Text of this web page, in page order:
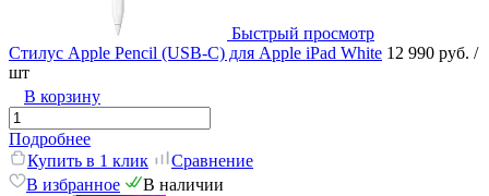
Быстрый просмотр
Стилус Apple Pencil (USB-C) для Apple iPad White 12 990 руб. /
шт
В корзину
Подробнее
Купить в 1 клик
Сравнение
В избранное
В наличии